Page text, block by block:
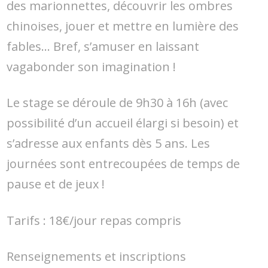
des marionnettes, découvrir les ombres
chinoises, jouer et mettre en lumière des
fables… Bref, s’amuser en laissant
vagabonder son imagination !
Le stage se déroule de 9h30 à 16h (avec
possibilité d’un accueil élargi si besoin) et
s’adresse aux enfants dès 5 ans. Les
journées sont entrecoupées de temps de
pause et de jeux !
Tarifs : 18€/jour repas compris
Renseignements et inscriptions